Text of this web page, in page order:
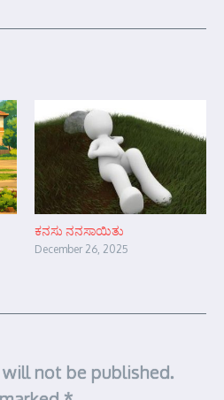
ಕನಸು ನನಸಾಯಿತು
December 26, 2025
not be published.